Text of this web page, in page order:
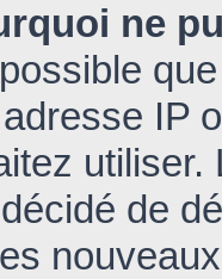
ne
IP
utiliser.
de